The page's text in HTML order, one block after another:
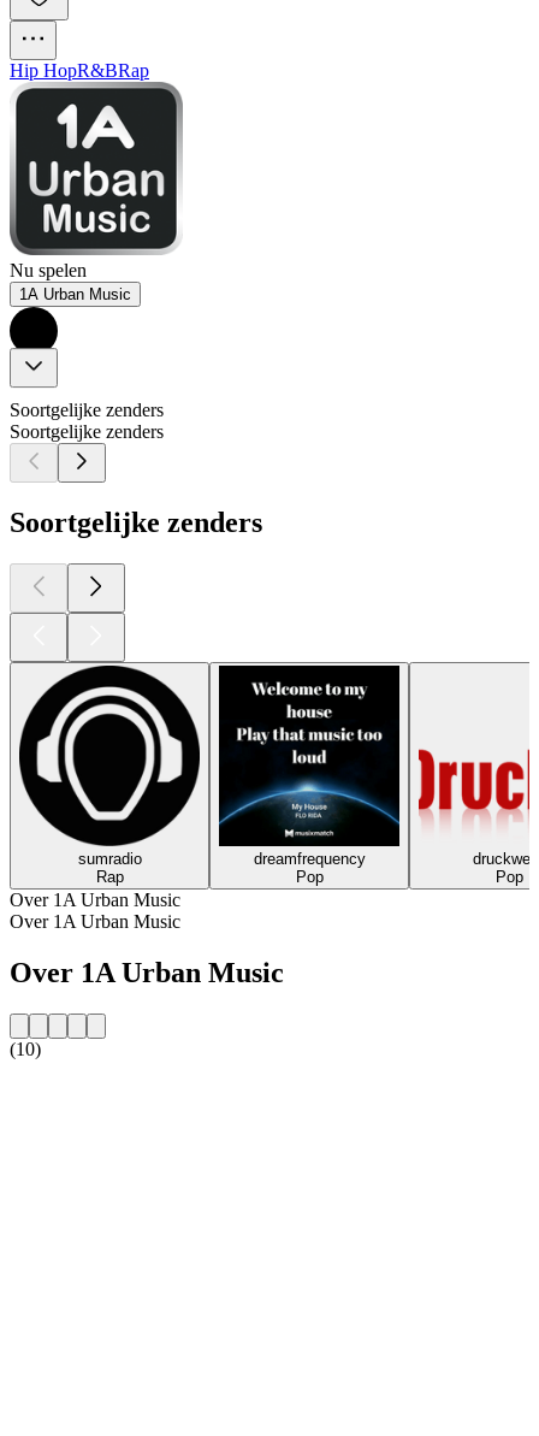
Hip HopR&BRap
Nu spelen
1A Urban Music
Soortgelijke zenders
Soortgelijke zenders
Soortgelijke zenders
sumradio
Rap
dreamfrequency
Pop
Pop
Over 1A Urban Music
Over 1A Urban Music
Over 1A Urban Music
(10)